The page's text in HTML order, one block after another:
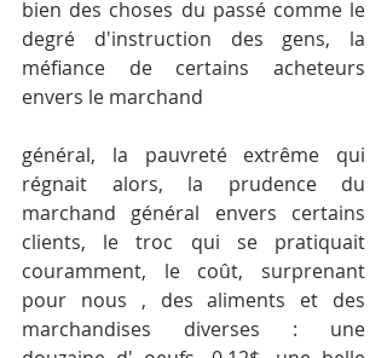
bien des choses du passé comme le
degré d'instruction des gens, la
méfiance de certains acheteurs
envers le marchand
général, la pauvreté extrême qui
régnait alors, la prudence du
marchand général envers certains
clients, le troc qui se pratiquait
couramment, le coût, surprenant
pour nous , des aliments et des
marchandises diverses : une